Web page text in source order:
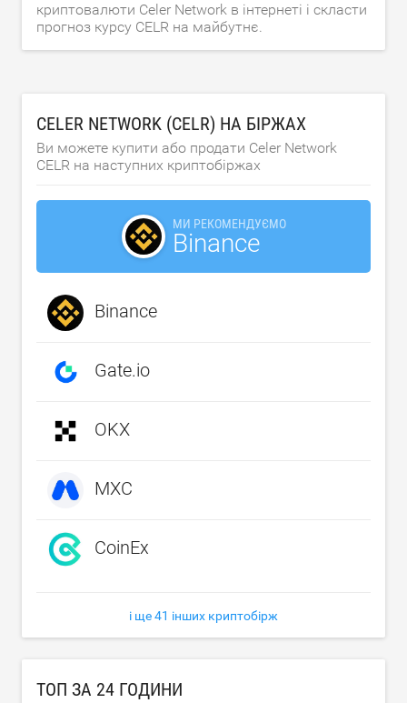
криптовалюти Celer Network в інтернеті і скласти
прогноз курсу CELR на майбутнє.
CELER NETWORK (CELR) НА БІРЖАХ
Ви можете купити або продати Celer Network
CELR на наступних криптобіржах
МИ РЕКОМЕНДУЄМО
Binance
Binance
Gate.io
OKX
MXC
CoinEx
і ще 41 інших криптобірж
ТОП ЗА 24 ГОДИНИ